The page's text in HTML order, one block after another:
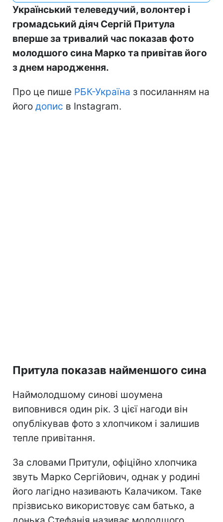
Український телеведучий, волонтер і
громадський діяч Сергій Притула
вперше за тривалий час показав фото
молодшого сина Марко та привітав його
з днем народження.
Про це пише РБК-Україна з посиланням на
його допис в Instagram.
Притула показав найменшого сина
Наймолодшому синові шоумена
виповнився один рік. З цієї нагоди він
опублікував фото з хлопчиком і залишив
тепле привітання.
За словами Притули, офіційно хлопчика
звуть Марко Сергійович, однак у родині
його лагідно називають Калачиком. Таке
прізвисько використовує сам батько, а